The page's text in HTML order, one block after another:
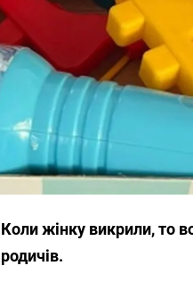
Коли жінку викрили, то
родичів.